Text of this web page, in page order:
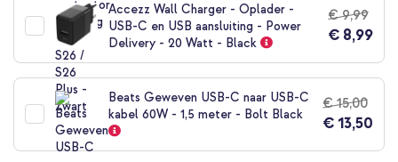
Accezz Wall Charger - Oplader -
USB-C en USB aansluiting - Power
Delivery - 20 Watt - Black
€ 9,99
€ 8,99
Beats Geweven USB-C naar USB-C
kabel 60W - 1,5 meter - Bolt Black
€ 15,00
€ 13,50